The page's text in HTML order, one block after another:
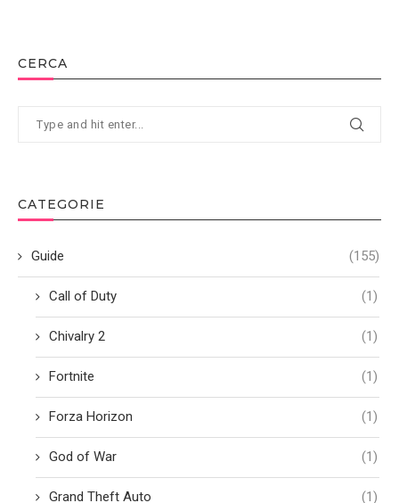
CERCA
CATEGORIE
Guide (155)
Call of Duty (1)
Chivalry 2 (1)
Fortnite (1)
Forza Horizon (1)
God of War (1)
Grand Theft Auto (1)